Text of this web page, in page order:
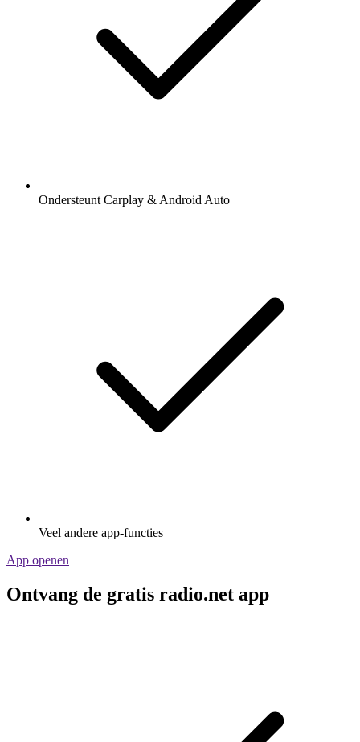
Ondersteunt Carplay & Android Auto
Veel andere app-functies
App openen
Ontvang de gratis radio.net app